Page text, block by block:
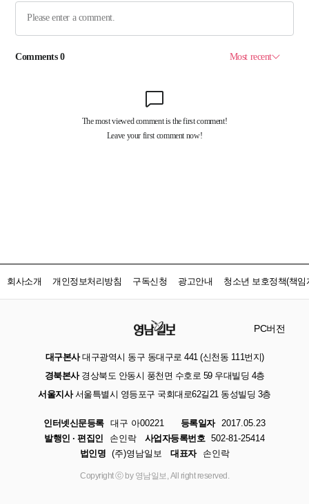
회사소개 개인정보처리방침 구독신청 광고안내 청소년 보호정책(책임
PC버전
대구본사대구광역시 동구 동대구로 441 (신천동 111번지)
경북본사경상북도 안동시 풍천면 수호로 59 우대빌딩 4층
서울지사서울특별시 영등포구 국회대로62길21 동성빌딩 3층
인터넷신문등록 대구 아00221 등록일자
2017.05.23
발행인 · 편집인
손인락 사업자등록번호 502-81-25414
법인명 (주)영남일보 대표자 손인락
Copyright ⓒ by 영남일보, All right reserved.